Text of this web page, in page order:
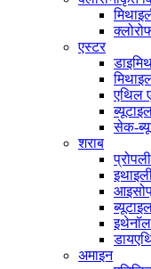
एस्टर
एथिल
सेक-
शराब
इथेनॉल
अमाइन